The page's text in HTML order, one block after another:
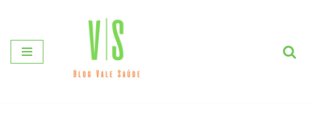
Pular
para